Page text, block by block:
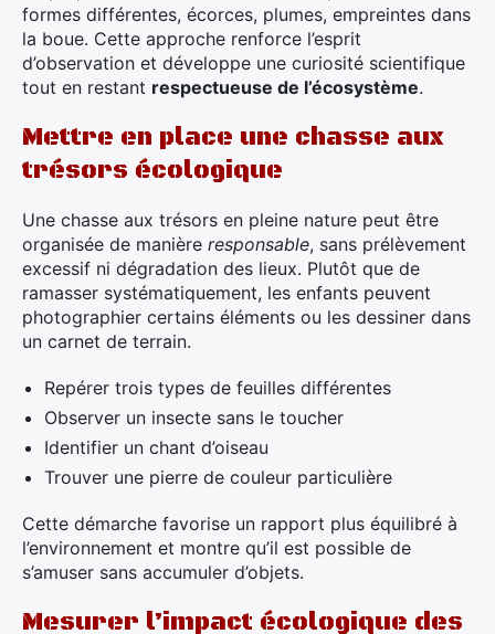
formes différentes, écorces, plumes, empreintes dans
la boue. Cette approche renforce l’esprit
d’observation et développe une curiosité scientifique
tout en restant respectueuse de l’écosystème.
Mettre en place une chasse aux
trésors écologique
Une chasse aux trésors en pleine nature peut être
organisée de manière responsable, sans prélèvement
excessif ni dégradation des lieux. Plutôt que de
ramasser systématiquement, les enfants peuvent
photographier certains éléments ou les dessiner dans
un carnet de terrain.
Repérer trois types de feuilles différentes
Observer un insecte sans le toucher
Identifier un chant d’oiseau
Trouver une pierre de couleur particulière
Cette démarche favorise un rapport plus équilibré à
l’environnement et montre qu’il est possible de
s’amuser sans accumuler d’objets.
Mesurer l’impact écologique des